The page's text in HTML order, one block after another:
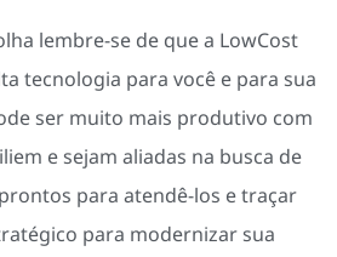
lembre-se de que a LowCost
tecnologia para você e para sua
ser muito mais produtivo com
e sejam aliadas na busca de
para atendê-los e traçar
para modernizar sua